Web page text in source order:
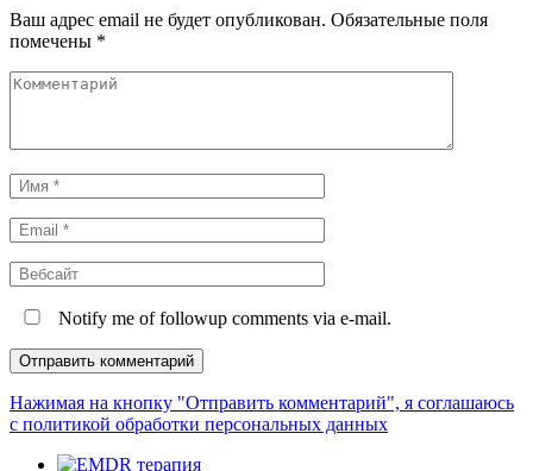
Ваш адрес email не будет опубликован. Обязательные поля
помечены *
Комментарий
Имя
*
Email
*
Вебсайт
Notify me of followup comments via e-mail.
Нажимая на кнопку "Отправить комментарий", я соглашаюсь
с политикой обработки персональных данных